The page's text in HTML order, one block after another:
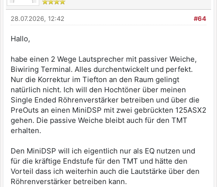
#64
28.07.2026, 12:42
Hallo,
habe einen 2 Wege Lautsprecher mit passiver Weiche,
Biwiring Terminal. Alles durchentwickelt und perfekt.
Nur die Korrektur im Tiefton an den Raum gelingt
natürlich nicht. Ich will den Hochtöner über meinen
Single Ended Röhrenverstärker betreiben und über die
PreOuts an einen MiniDSP mit zwei gebrückten 125ASX2
gehen. Die passive Weiche bleibt auch für den TMT
erhalten.
Den MiniDSP will ich eigentlich nur als EQ nutzen und
für die kräftige Endstufe für den TMT und hätte den
Vorteil dass ich weiterhin auch die Lautstärke über den
Röhrenverstärker betreiben kann.